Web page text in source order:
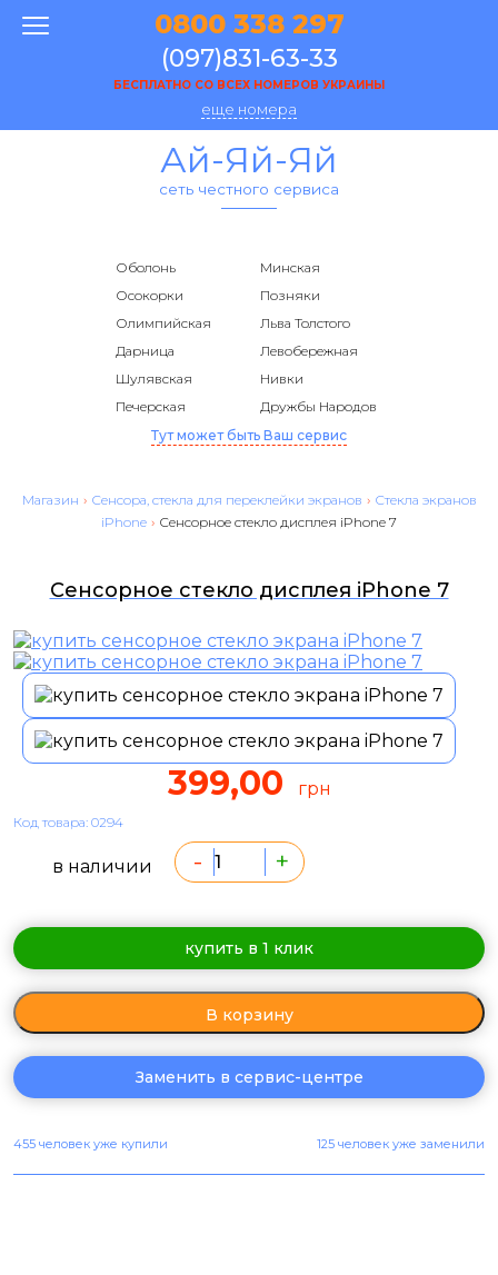
0800 338 297
(097)831-63-33
БЕСПЛАТНО СО ВСЕХ НОМЕРОВ УКРАИНЫ
еще номера
Ай-Яй-Яй
сеть честного сервиса
Оболонь
Минская
Осокорки
Позняки
Олимпийская
Льва Толстого
Дарница
Левобережная
Шулявская
Нивки
Печерская
Дружбы Народов
Тут может быть Ваш сервис
Магазин › Сенсора, стекла для переклейки экранов › Стекла экранов
iPhone › Сенсорное стекло дисплея iPhone 7
Сенсорное стекло дисплея iPhone 7
399,00 грн
Код товара: 0294
в наличии - +
купить в 1 клик
В корзину
Заменить в сервис-центре
455 человек уже купили 125 человек уже заменили